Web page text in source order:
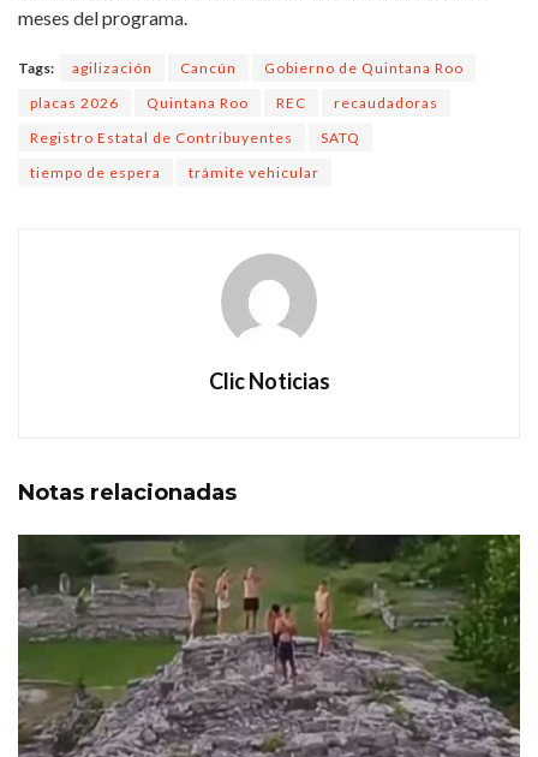
meses del programa.
Tags: agilización Cancún
Gobierno de Quintana Roo
placas 2026
Quintana Roo REC
recaudadoras
Registro Estatal de Contribuyentes
SATQ
tiempo de espera
trámite vehicular
Clic Noticias
Notas relacionadas